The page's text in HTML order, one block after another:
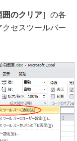
囲のクリア］の各
セスツールバー